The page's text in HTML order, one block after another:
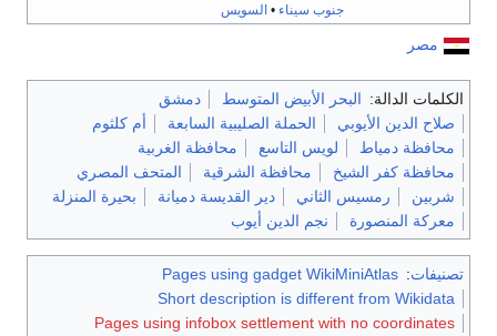
جنوب سيناء•السويس
مصر
الكلمات الدالة: البحر الأبيض المتوسط
دمشق
صلاح الدين الأيوبي
الحملة الصليبية السابعة
أم كلثوم
محافظة دمياط
لويس التاسع
محافظة الغربية
محافظة كفر الشيخ
محافظة الشرقية
المتحف المصري
شربين
رمسيس الثاني دير القديسة دميانة
بحيرة المنزلة
معركة المنصورة
نجم الدين أيوب
تصنيفات:
Pages using gadget WikiMiniAtlas
Short description is different from Wikidata
Pages using infobox settlement with no coordinates